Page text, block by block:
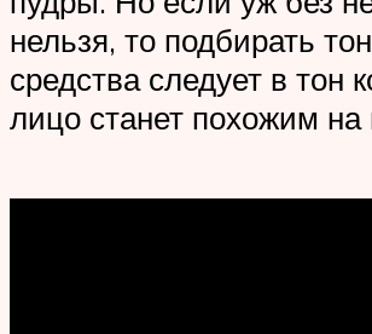
нельзя, то подбирать
средства следует в тон
лицо станет похожим на